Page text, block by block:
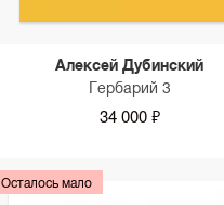
Алексей Дубинский
Гербарий 3
34 000 ₽
Осталось мало